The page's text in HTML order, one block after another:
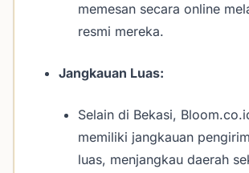
memesan secara online
resmi mereka.
Jangkauan Luas:
Selain di Bekasi,
memiliki jangkauan
luas, menjangkau daerah